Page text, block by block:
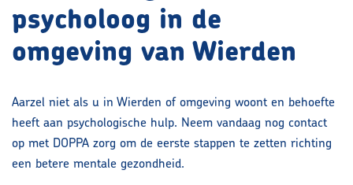
psycholoog in de
omgeving van Wierden
Aarzel niet als u in Wierden of omgeving woont en behoefte
heeft aan psychologische hulp. Neem vandaag nog contact
op met DOPPA zorg om de eerste stappen te zetten richting
een betere mentale gezondheid.